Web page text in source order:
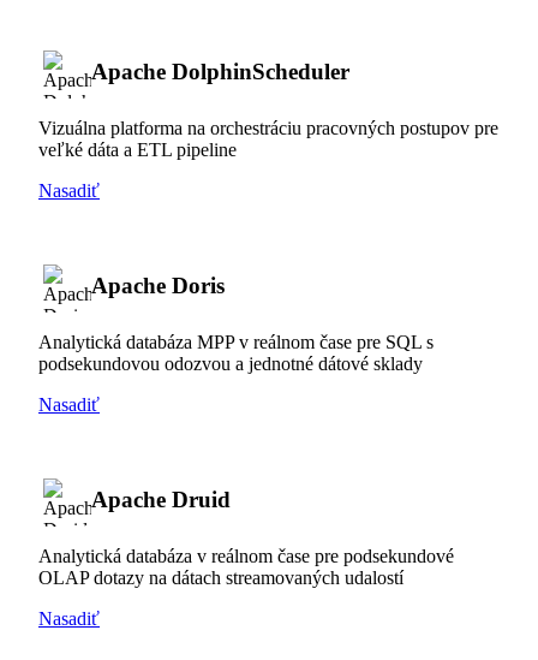
Apache DolphinScheduler
Vizuálna platforma na orchestráciu pracovných postupov pre
veľké dáta a ETL pipeline
Nasadiť
Apache Doris
Analytická databáza MPP v reálnom čase pre SQL s
podsekundovou odozvou a jednotné dátové sklady
Nasadiť
Apache Druid
Analytická databáza v reálnom čase pre podsekundové
OLAP dotazy na dátach streamovaných udalostí
Nasadiť